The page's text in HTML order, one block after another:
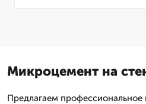
Микроцемент на
Предлагаем